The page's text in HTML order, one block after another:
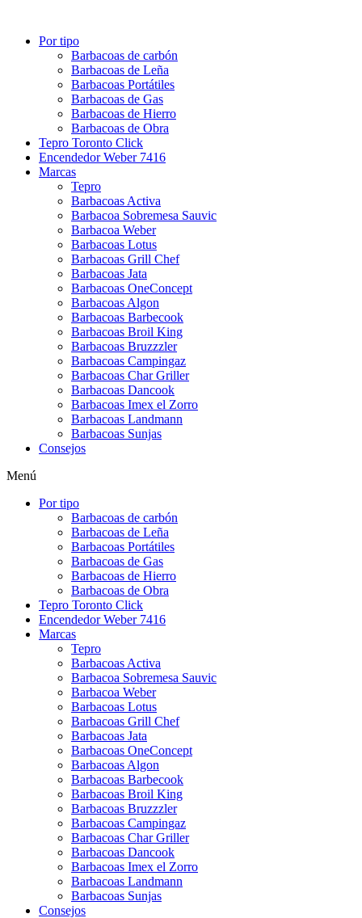
Por tipo
Barbacoas de carbón
Barbacoas de Leña
Barbacoas Portátiles
Barbacoas de Gas
Barbacoas de Hierro
Barbacoas de Obra
Tepro Toronto Click
Encendedor Weber 7416
Marcas
Tepro
Barbacoas Activa
Barbacoa Sobremesa Sauvic
Barbacoa Weber
Barbacoas Lotus
Barbacoas Grill Chef
Barbacoas Jata
Barbacoas OneConcept
Barbacoas Algon
Barbacoas Barbecook
Barbacoas Broil King
Barbacoas Bruzzzler
Barbacoas Campingaz
Barbacoas Char Griller
Barbacoas Dancook
Barbacoas Imex el Zorro
Barbacoas Landmann
Barbacoas Sunjas
Consejos
Menú
Por tipo
Barbacoas de carbón
Barbacoas de Leña
Barbacoas Portátiles
Barbacoas de Gas
Barbacoas de Hierro
Barbacoas de Obra
Tepro Toronto Click
Encendedor Weber 7416
Marcas
Tepro
Barbacoas Activa
Barbacoa Sobremesa Sauvic
Barbacoa Weber
Barbacoas Lotus
Barbacoas Grill Chef
Barbacoas Jata
Barbacoas OneConcept
Barbacoas Algon
Barbacoas Barbecook
Barbacoas Broil King
Barbacoas Bruzzzler
Barbacoas Campingaz
Barbacoas Char Griller
Barbacoas Dancook
Barbacoas Imex el Zorro
Barbacoas Landmann
Barbacoas Sunjas
Consejos